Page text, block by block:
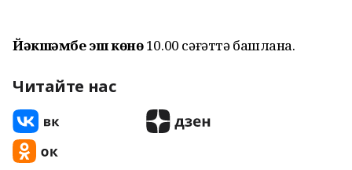
Йәкшәмбе эш көнө10.00 сәғәттә башлана.
Читайте нас